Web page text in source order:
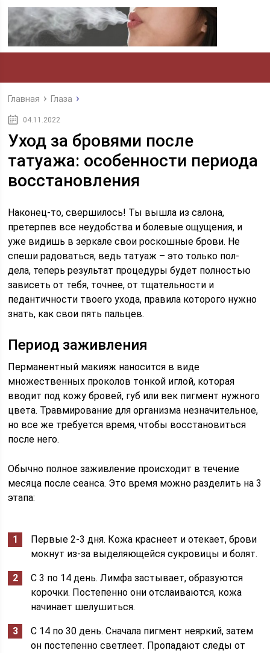
Главная Глаза
04.11.2022
Уход за бровями после
татуажа: особенности периода
восстановления
Наконец-то, свершилось! Ты вышла из салона,
претерпев все неудобства и болевые ощущения, и
уже видишь в зеркале свои роскошные брови. Не
спеши радоваться, ведь татуаж – это только пол-
дела, теперь результат процедуры будет полностью
зависеть от тебя, точнее, от тщательности и
педантичности твоего ухода, правила которого нужно
знать, как свои пять пальцев.
Период заживления
Перманентный макияж наносится в виде
множественных проколов тонкой иглой, которая
вводит под кожу бровей, губ или век пигмент нужного
цвета. Травмирование для организма незначительное,
но все же требуется время, чтобы восстановиться
после него.
Обычно полное заживление происходит в течение
месяца после сеанса. Это время можно разделить на 3
этапа:
Первые 2-3 дня. Кожа краснеет и отекает, брови
мокнут из-за выделяющейся сукровицы и болят.
С 3 по 14 день. Лимфа застывает, образуются
корочки. Постепенно они отслаиваются, кожа
начинает шелушиться.
С 14 по 30 день. Сначала пигмент неяркий, затем
он постепенно светлеет. Пропадают следы от